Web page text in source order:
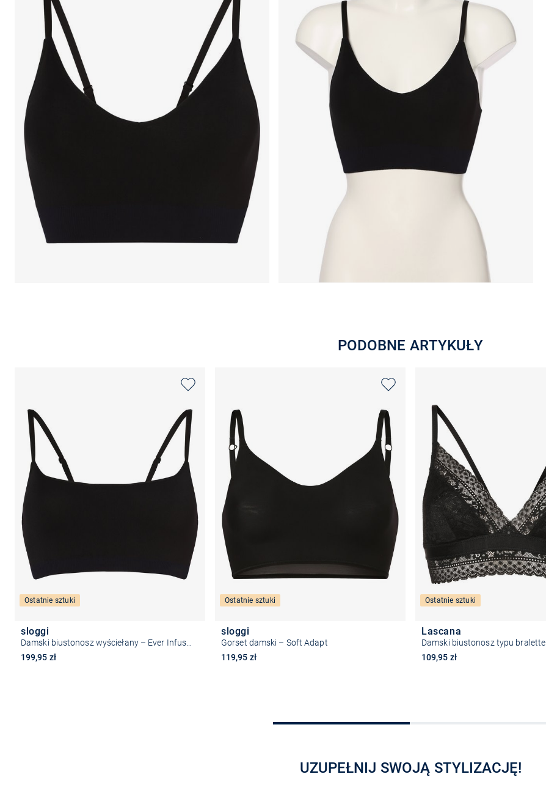
PODOBNE ARTYKUŁY
Ostatnie sztuki
sloggi
199,95 zł
Ostatnie sztuki
sloggi
Gorset damski – Soft Adapt
119,95 zł
Wybierz rozmiar
Ostatnie sztuki
Lascana
Damski biustonosz typu bralette
109,95 zł
UZUPEŁNIJ SWOJĄ STYLIZACJĘ!